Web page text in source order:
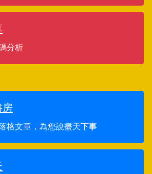
分析
房
格文章，為您說盡天下事